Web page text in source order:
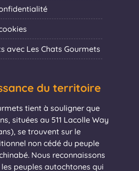
avec Les Chats Gourmets
du territoire
tient à souligner que
situées au 511 Lacolle Way
se trouvent sur le
non cédé du peuple
Nous reconnaissons
peuples autochtones qui